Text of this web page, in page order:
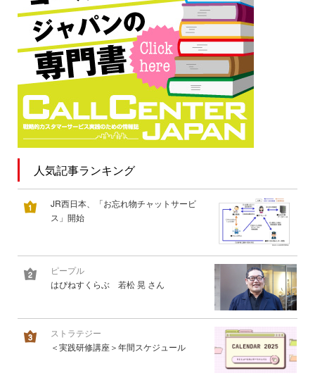
人気記事ランキング
JR西日本、「お忘れ物チャットサービ
ス」開始
ピープル
はぴねすくらぶ 若松 晃 さん
ストラテジー
＜実践研修講座＞年間スケジュール